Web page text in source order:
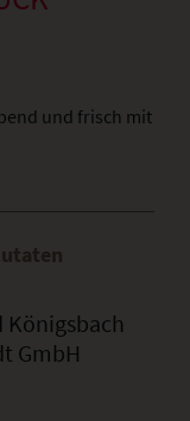
und frisch mit
Königsbach
GmbH